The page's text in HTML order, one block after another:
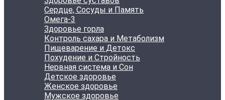
Сердце, Сосуды и Память
Омега-3
Здоровье горла
Контроль сахара и Метаболизм
Пищеварение и Детокс
Похудение и Стройность
Нервная система и Сон
Детское здоровье
Женское здоровье
Мужское здоровье